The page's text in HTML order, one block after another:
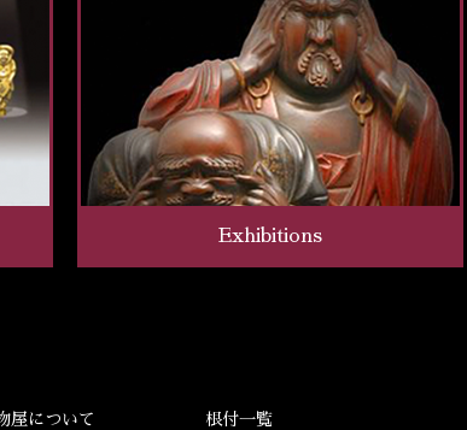
Exhibitions
屋について 根付一覧